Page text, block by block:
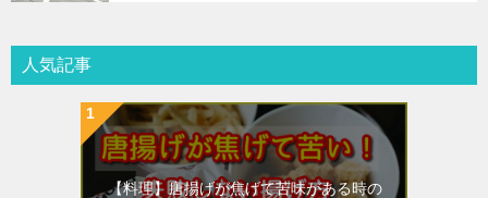
人気記事
【料理】唐揚げが焦げて苦味がある時の